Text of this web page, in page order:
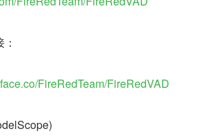
FireRedTeam/FireRedVAD